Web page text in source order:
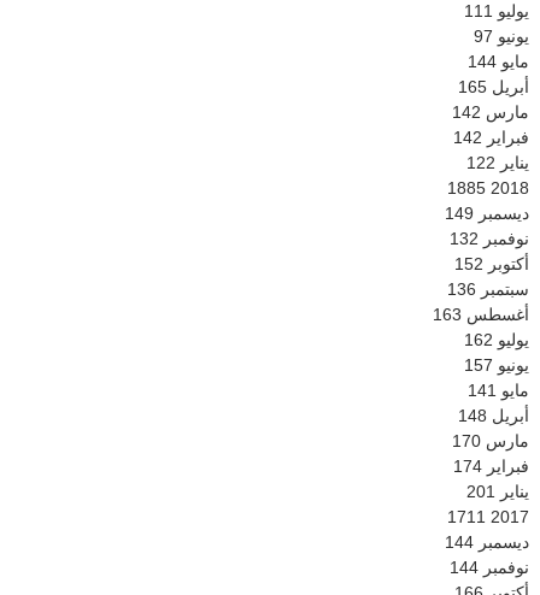
يوليو 111
يونيو 97
مايو 144
أبريل 165
مارس 142
فبراير 142
يناير 122
2018
1885
ديسمبر 149
نوفمبر 132
أكتوبر 152
سبتمبر 136
أغسطس 163
يوليو 162
يونيو 157
مايو 141
أبريل 148
مارس 170
فبراير 174
يناير
201
2017
1711
ديسمبر 144
نوفمبر 144